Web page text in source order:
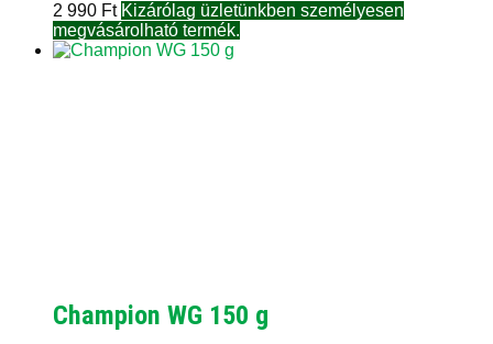
2 990 Ft Kizárólag üzletünkben személyesen
megvásárolható termék.
Champion WG 150 g